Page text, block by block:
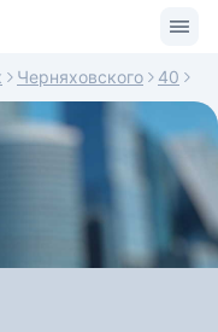
Черняховского 40